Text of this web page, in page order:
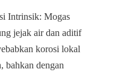
Intrinsik: Mogas
jejak air dan aditif
korosi lokal
bahkan dengan